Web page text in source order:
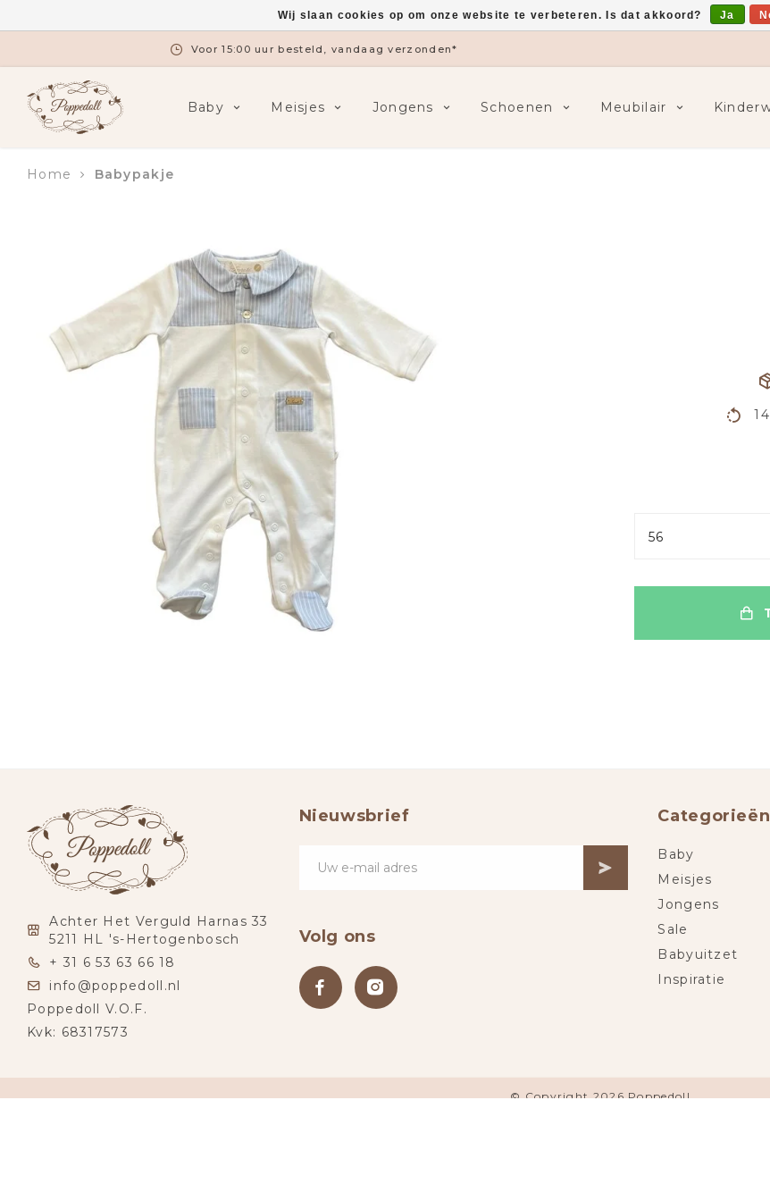
Voor 15:00 uur besteld, vandaag verzonden*
Baby Meisjes Jongens Schoenen Meubilair
Home Babypakje
56
Achter Het Verguld Harnas 33
5211 HL 's-Hertogenbosch
+ 31 6 53 63 66 18
info@poppedoll.nl
Poppedoll V.O.F.
Kvk: 68317573
Nieuwsbrief
Volg ons
Categorieën
Baby
Meisjes
Jongens
Sale
Babyuitzet
Inspiratie
© Copyright 2026 Poppedoll
Wij slaan cookies op om onze website te verbeteren. Is dat akkoord? Ja